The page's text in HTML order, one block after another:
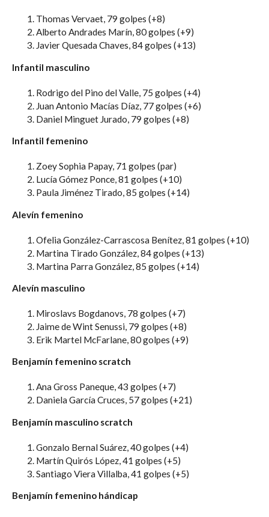
Thomas Vervaet, 79 golpes (+8)
Alberto Andrades Marín, 80 golpes (+9)
Javier Quesada Chaves, 84 golpes (+13)
Infantil masculino
Rodrigo del Pino del Valle, 75 golpes (+4)
Juan Antonio Macías Díaz, 77 golpes (+6)
Daniel Minguet Jurado, 79 golpes (+8)
Infantil femenino
Zoey Sophia Papay, 71 golpes (par)
Lucía Gómez Ponce, 81 golpes (+10)
Paula Jiménez Tirado, 85 golpes (+14)
Alevín femenino
Ofelia González-Carrascosa Benítez, 81 golpes (+10)
Martina Tirado González, 84 golpes (+13)
Martina Parra González, 85 golpes (+14)
Alevín masculino
Miroslavs Bogdanovs, 78 golpes (+7)
Jaime de Wint Senussi, 79 golpes (+8)
Erik Martel McFarlane, 80 golpes (+9)
Benjamín femenino scratch
Ana Gross Paneque, 43 golpes (+7)
Daniela García Cruces, 57 golpes (+21)
Benjamín masculino scratch
Gonzalo Bernal Suárez, 40 golpes (+4)
Martín Quirós López, 41 golpes (+5)
Santiago Viera Villalba, 41 golpes (+5)
Benjamín femenino hándicap